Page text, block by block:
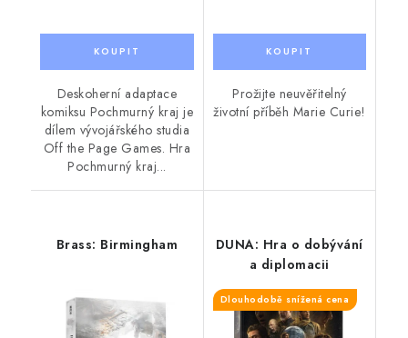
Deskoherní adaptace
komiksu Pochmurný kraj je
dílem vývojářského studia
Off the Page Games. Hra
Pochmurný kraj...
Prožijte neuvěřitelný
životní příběh Marie Curie!
Brass: Birmingham
DUNA: Hra o dobývání
a diplomacii
Dlouhodobě snížená cena